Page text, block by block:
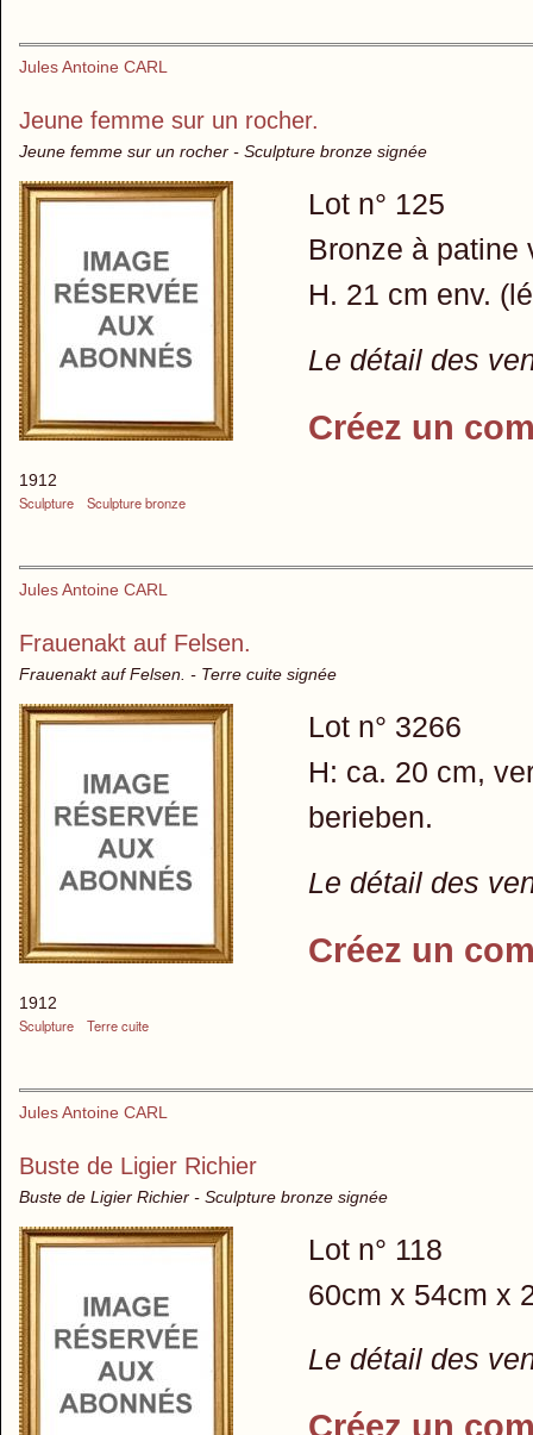
Jules Antoine CARL
Jeune femme sur un rocher.
Jeune femme sur un rocher - Sculpture bronze signée
1912
Sculpture
Sculpture bronze
Lot n° 125
Bronze à patine
H. 21 cm env.
Le détail des
Créez un
Jules Antoine CARL
Frauenakt auf Felsen.
Frauenakt auf Felsen. - Terre cuite signée
1912
Sculpture
Terre cuite
Lot n° 3266
H: ca. 20 cm,
berieben.
Le détail des
Créez un
Jules Antoine CARL
Buste de Ligier Richier
Buste de Ligier Richier - Sculpture bronze signée
Lot n° 118
60cm x 54cm x
Le détail des
Créez un